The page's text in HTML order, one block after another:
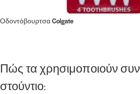
Οδοντόβουρτσα Colgate
Πώς τα χρησιμοποιούν
στούντιο: